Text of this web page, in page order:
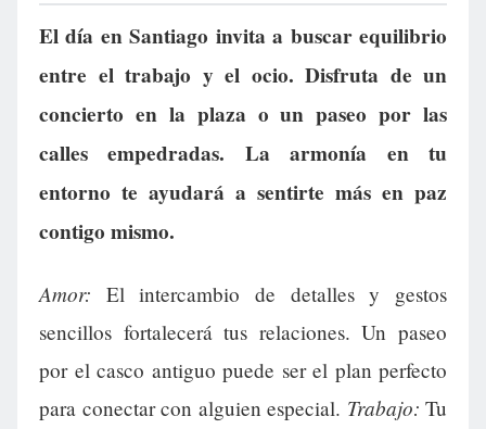
El día en Santiago invita a buscar equilibrio
entre el trabajo y el ocio. Disfruta de un
concierto en la plaza o un paseo por las
calles empedradas. La armonía en tu
entorno te ayudará a sentirte más en paz
contigo mismo.
Amor: El intercambio de detalles y gestos
sencillos fortalecerá tus relaciones. Un paseo
por el casco antiguo puede ser el plan perfecto
para conectar con alguien especial. Trabajo: Tu